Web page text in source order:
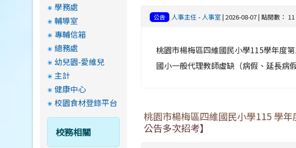
公告 人事主任 - 人事室 | 2026-08-07 | 點閱數： 11
桃園市楊梅區四維國民小學115學年度
國小一般代理教師虛缺（病假、延長病
桃園市楊梅區四維國民小學115 學
公告多次招考】
學務處
輔導室
專輔信箱
總務處
幼兒園-愛維兒
主計
健康中心
校園食材登錄平台
校務相關